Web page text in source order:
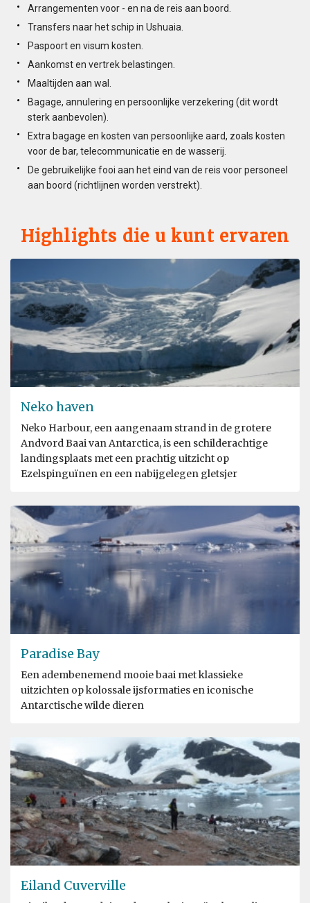
Arrangementen voor - en na de reis aan boord.
Transfers naar het schip in Ushuaia.
Paspoort en visum kosten.
Aankomst en vertrek belastingen.
Maaltijden aan wal.
Bagage, annulering en persoonlijke verzekering (dit wordt
sterk aanbevolen).
Extra bagage en kosten van persoonlijke aard, zoals kosten
voor de bar, telecommunicatie en de wasserij.
De gebruikelijke fooi aan het eind van de reis voor personeel
aan boord (richtlijnen worden verstrekt).
Highlights die u kunt ervaren
Neko haven
Neko Harbour, een aangenaam strand in de grotere
Andvord Baai van Antarctica, is een schilderachtige
landingsplaats met een prachtig uitzicht op
Ezelspinguïnen en een nabijgelegen gletsjer
Paradise Bay
Een adembenemend mooie baai met klassieke
uitzichten op kolossale ijsformaties en iconische
Antarctische wilde dieren
Eiland Cuverville